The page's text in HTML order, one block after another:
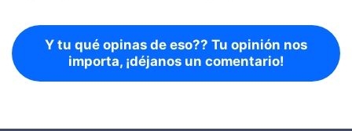
Y tu qué opinas de eso?? Tu opinión nos
importa, ¡déjanos un comentario!